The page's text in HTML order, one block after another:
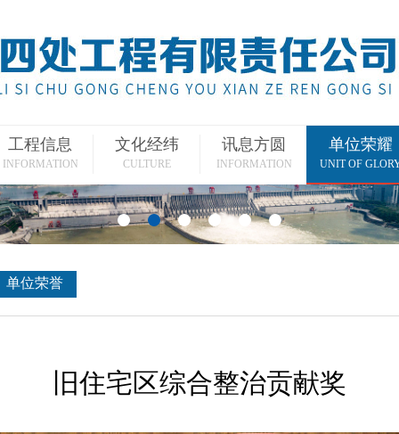
工程信息
INFORMATION
文化经纬
CULTURE
讯息方圆
INFORMATION
单位荣耀
UNIT OF
单位荣誉
旧住宅区综合整治贡献奖